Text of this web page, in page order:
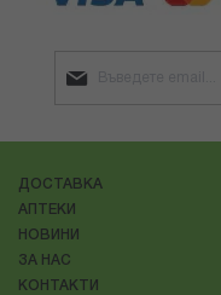
ДОСТАВКА
АПТЕКИ
НОВИНИ
ЗА НАС
КОНТАКТИ